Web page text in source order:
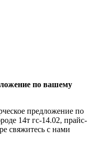
по вашему
предложение по
14т гс-14.02, прайс-
свяжитесь с нами